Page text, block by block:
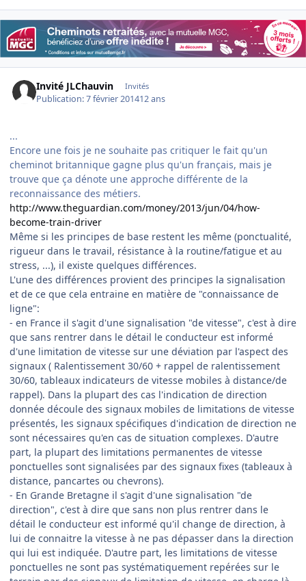
Invité JLChauvin Invités
Publication:7 février 201412 ans
...
Encore une fois je ne souhaite pas critiquer le fait qu'un
cheminot britannique gagne plus qu'un français, mais je
trouve que ça dénote une approche différente de la
reconnaissance des métiers.
http://www.theguardian.com/money/2013/jun/04/how-
become-train-driver
Même si les principes de base restent les même (ponctualité,
rigueur dans le travail, résistance à la routine/fatigue et au
stress, ...), il existe quelques différences.
L'une des différences provient des principes la signalisation
et de ce que cela entraine en matière de "connaissance de
ligne":
- en France il s'agit d'une signalisation "de vitesse", c'est à dire
que sans rentrer dans le détail le conducteur est informé
d'une limitation de vitesse sur une déviation par l'aspect des
signaux ( Ralentissement 30/60 + rappel de ralentissement
30/60, tableaux indicateurs de vitesse mobiles à distance/de
rappel). Dans la plupart des cas l'indication de direction
donnée découle des signaux mobiles de limitations de vitesse
présentés, les signaux spécifiques d'indication de direction ne
sont nécessaires qu'en cas de situation complexes. D'autre
part, la plupart des limitations permanentes de vitesse
ponctuelles sont signalisées par des signaux fixes (tableaux à
distance, pancartes ou chevrons).
- En Grande Bretagne il s'agit d'une signalisation "de
direction", c'est à dire que sans non plus rentrer dans le
détail le conducteur est informé qu'il change de direction, à
lui de connaitre la vitesse à ne pas dépasser dans la direction
qui lui est indiquée. D'autre part, les limitations de vitesse
ponctuelles ne sont pas systématiquement repérées sur le